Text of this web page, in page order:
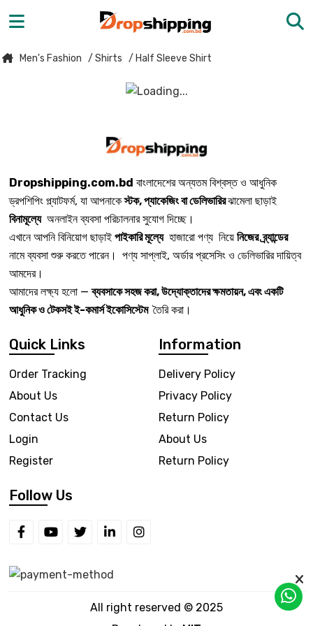
Men's Fashion / Shirts / Half Sleeve Shirt
Dropshipping.com.bd বাংলাদেশের অন্যতম বিশ্বস্ত ও আধুনিক
ড্রপশিপিং প্ল্যাটফর্ম, যা আপনাকেস্টক, প্যাকেজিং বা ডেলিভারিরঝামেলা ছাড়াই
বিনামূল্যেঅনলাইন ব্যবসা পরিচালনার সুযোগ দিচ্ছে।
এখানে আপনি বিনিয়োগ ছাড়াই পাইকারি মূল্যেহাজারো পণ্য নিয়ে নিজের ব্র্যান্ডের
নামে ব্যবসা শুরু করতে পারেন। পণ্য সাপ্লাই, অর্ডার প্রসেসিং ও ডেলিভারির দায়িত্ব
আমদের।
আমাদের লক্ষ্য হলো —ব্যবসাকে সহজ করা, উদ্যোক্তাদের ক্ষমতায়ন, এবং একটি
আধুনিক ও টেকসই ই-কমার্স ইকোসিস্টেম তৈরি করা।
Quick Links
Order Tracking
About Us
Contact Us
Login
Register
Information
Delivery Policy
Privacy Policy
Return Policy
About Us
Return Policy
Follow Us
All right reserved © 2025